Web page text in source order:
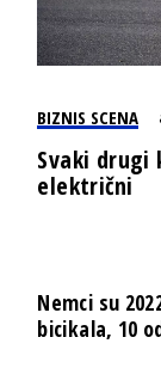
BIZNIS SCENA
Svaki drugi
električni
Nemci su
bicikala, 10